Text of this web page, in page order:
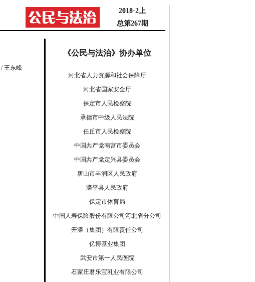
2018·2上
总第267期
/ 王东峰
《公民与法治》协办单位
河北省人力资源和社会保障厅
河北省国家安全厅
保定市人民检察院
承德市中级人民法院
任丘市人民检察院
中国共产党南宫市委员会
中国共产党定兴县委员会
唐山市丰润区人民政府
滦平县人民政府
保定市体育局
中国人寿保险股份有限公司河北省分公司
开滦（集团）有限责任公司
亿博基业集团
武安市第一人民医院
石家庄君乐宝乳业有限公司